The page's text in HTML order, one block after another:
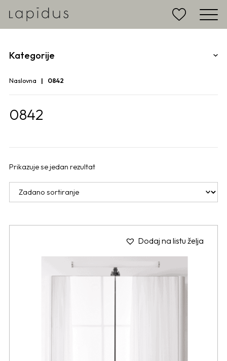
Kategorije
Naslovna 0842
0842
Prikazuje se jedan rezultat
Dodaj na listu želja